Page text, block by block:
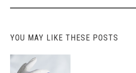
YOU MAY LIKE THESE POSTS